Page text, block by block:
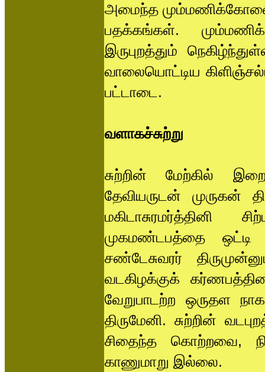
அமைந்த
பதக்கங்கள்.
இருபுறத்தும்
வாலையொட்டிய
பட்டாடை.
வளாகச்சுற்று
சுற்றின் மேற்கில்
தேவியருடன் முருகன்
மகிடாசுரமர்த்தினி
முகமண்டபத்தை ஒட்டி
சண்டேசுவரர்
வடகிழக்குக்
வேறுபாடற்ற ஒருதள
திருமேனி. சுற்றின்
சிதைந்த கொற்றவை,
காணுமாறு இல்லை.